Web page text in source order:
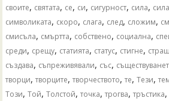
своите, святата, се, си, сигурност, сила,
символиката, скоро, слага, след, сложим,
смисъла, смъртта, собствено, социална,
среди, срещу, статията, статус, стигне,
създава, съпреживявали, със,
творци,творците,творчеството,те,Тези,
Този,Той,Толстой,точка,трогва,тръстика